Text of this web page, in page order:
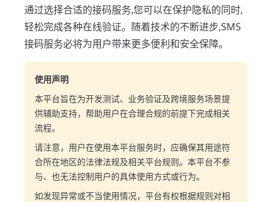
通过选择合适的接码服务,您可以在保护隐私的同时,
轻松完成各种在线验证。随着技术的不断进步,SMS
接码服务必将为用户带来更多便利和安全保障。
使用声明
本平台旨在为开发测试、业务验证及跨境服务场景提
供辅助支持，帮助用户在合理合规的前提下完成相关
流程。
请注意，用户在使用本平台服务时，应确保其用途符
合所在地区的法律法规及相关平台规则。本平台不参
与、也无法控制用户的具体使用方式或行为。
如发现异常或不当使用情况，平台有权根据规则对相